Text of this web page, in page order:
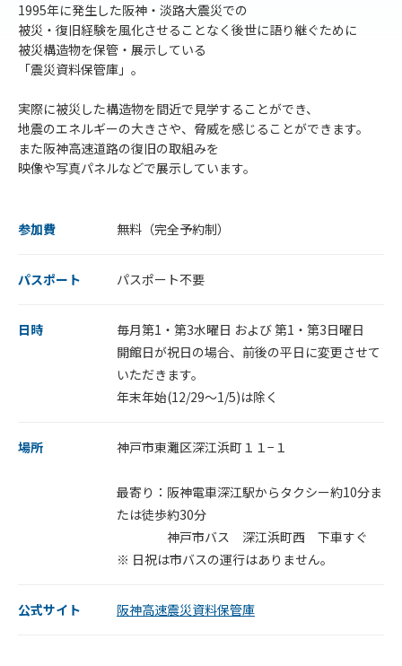
1995年に発生した阪神・淡路大震災での
被災・復旧経験を風化させることなく後世に語り継ぐために
被災構造物を保管・展示している
「震災資料保管庫」。
実際に被災した構造物を間近で見学することができ、
地震のエネルギーの大きさや、脅威を感じることができます。
また阪神高速道路の復旧の取組みを
映像や写真パネルなどで展示しています。
参加費 無料（完全予約制）
パスポート パスポート不要
日時
毎月第1・第3水曜日 および 第1・第3日曜日
開館日が祝日の場合、前後の平日に変更させて
いただきます。
年末年始(12/29～1/5)は除く
場所 神戸市東灘区深江浜町１１−１
最寄り：阪神電車深江駅からタクシー約10分ま
たは徒歩約30分
神戸市バス 深江浜町西 下車すぐ
※ 日祝は市バスの運行はありません。
公式サイト 阪神高速震災資料保管庫